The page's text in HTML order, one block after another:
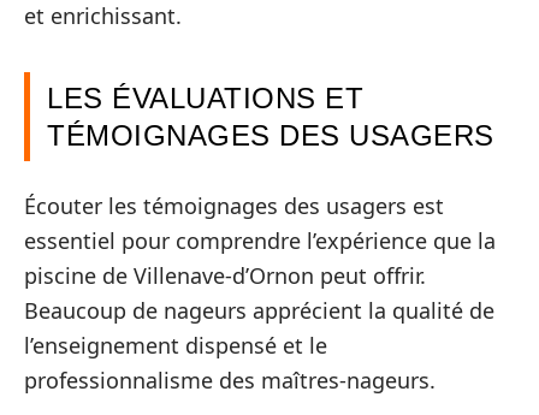
et enrichissant.
LES ÉVALUATIONS ET
TÉMOIGNAGES DES USAGERS
Écouter les témoignages des usagers est
essentiel pour comprendre l’expérience que la
piscine de Villenave-d’Ornon peut offrir.
Beaucoup de nageurs apprécient la qualité de
l’enseignement dispensé et le
professionnalisme des maîtres-nageurs.